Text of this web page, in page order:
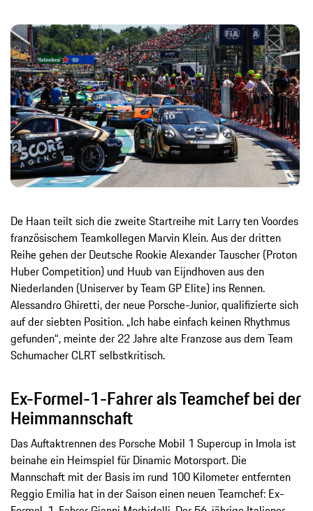
De Haan teilt sich die zweite Startreihe mit Larry ten Voordes
französischem Teamkollegen Marvin Klein. Aus der dritten
Reihe gehen der Deutsche Rookie Alexander Tauscher (Proton
Huber Competition) und Huub van Eijndhoven aus den
Niederlanden (Uniserver by Team GP Elite) ins Rennen.
Alessandro Ghiretti, der neue Porsche-Junior, qualifizierte sich
auf der siebten Position. „Ich habe einfach keinen Rhythmus
gefunden“, meinte der 22 Jahre alte Franzose aus dem Team
Schumacher CLRT selbstkritisch.
Ex-Formel-1-Fahrer als Teamchef bei der
Heimmannschaft
Das Auftaktrennen des Porsche Mobil 1 Supercup in Imola ist
beinahe ein Heimspiel für Dinamic Motorsport. Die
Mannschaft mit der Basis im rund 100 Kilometer entfernten
Reggio Emilia hat in der Saison einen neuen Teamchef: Ex-